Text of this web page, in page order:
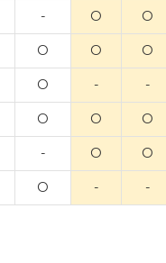
- O O
O O O
O - -
O O O
- O O
O - -